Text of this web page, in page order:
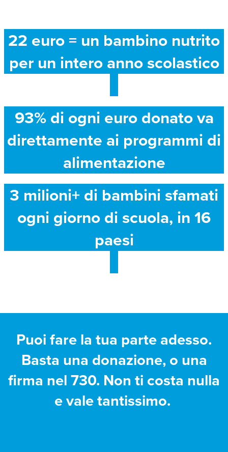
22 euro = un bambino nutrito
per un intero anno scolastico
93% di ogni euro donato va
direttamente ai programmi di
alimentazione
3 milioni+ di bambini sfamati
ogni giorno di scuola, in 16
paesi
Puoi fare la tua parte adesso.
Basta una donazione, o una
firma nel 730. Non ti costa nulla
e vale tantissimo.